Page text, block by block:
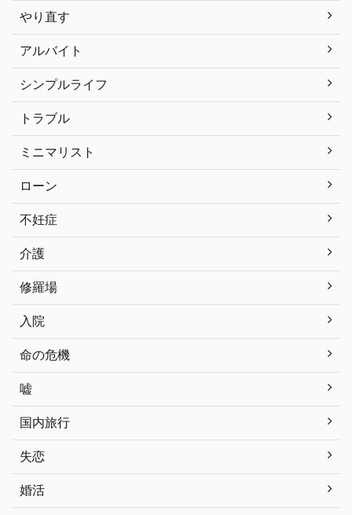
やり直す
アルバイト
シンプルライフ
トラブル
ミニマリスト
ローン
不妊症
介護
修羅場
入院
命の危機
嘘
国内旅行
失恋
婚活